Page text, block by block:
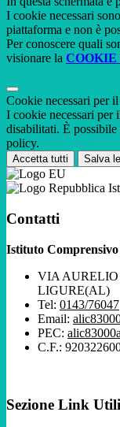
I cookie necessari
piattaforma e non è
Per conoscere quali
visionare la
Cookie necessari per
I cookie necessari per
disabilitati. È
policy.
Accetta tutti Salva
Contatti
Istituto
VIA AURELIO
LIGURE(AL)
Tel: 0143/76047
Email:
PEC:
C.F.:
Sezione Link Utili